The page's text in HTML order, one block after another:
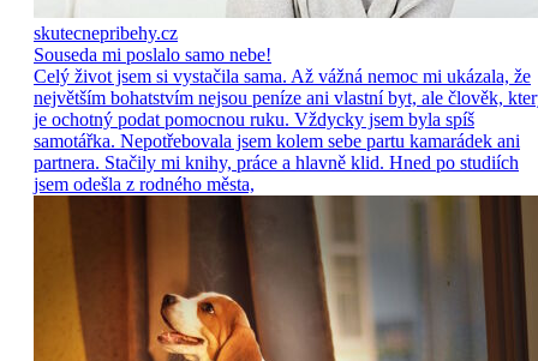
skutecnepribehy.cz
Souseda mi poslalo samo nebe!
Celý život jsem si vystačila sama. Až vážná nemoc mi ukázala, že
největším bohatstvím nejsou peníze ani vlastní byt, ale člověk,
je ochotný podat pomocnou ruku. Vždycky jsem byla spíš
samotářka. Nepotřebovala jsem kolem sebe partu kamarádek ani
partnera. Stačily mi knihy, práce a hlavně klid. Hned po studiích
jsem odešla z rodného města,